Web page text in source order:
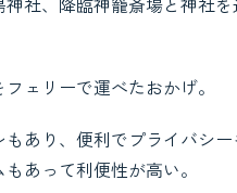
社、降臨神籠斎場と神社
ェリーで運べたおかげ。
あり、便利でプライバシ
あって利便性が高い。